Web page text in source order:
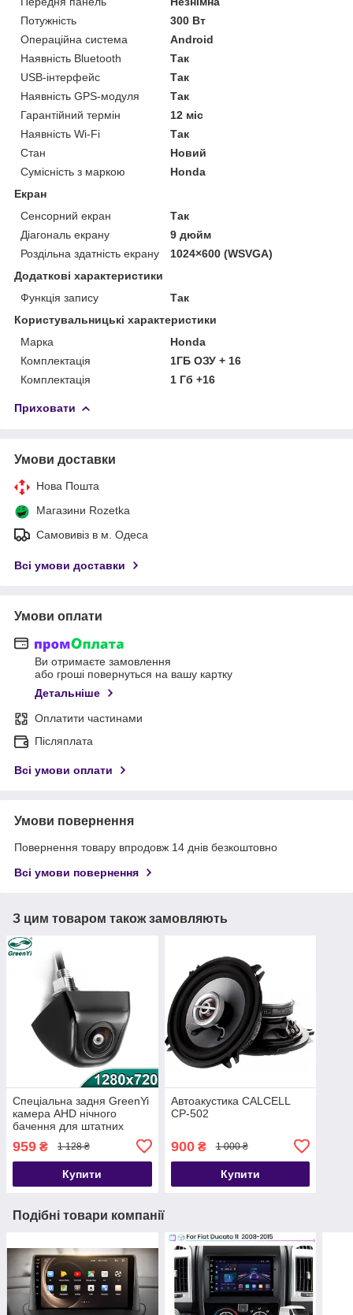
Потужність
300 Вт
Операційна система
Android
Наявність Bluetooth
Так
USB-інтерфейс
Так
Наявність GPS-модуля
Так
Гарантійний термін
12 міс
Наявність Wi-Fi
Так
Стан
Новий
Сумісність з маркою
Honda
Екран
Сенсорний екран
Так
Діагональ екрану
9 дюйм
Роздільна здатність екрану
1024×600 (WSVGA)
Додаткові характеристики
Функція запису
Так
Користувальницькі характеристики
Марка
Honda
Комплектація
1ГБ ОЗУ + 16
Комплектація
1 Гб +16
Приховати
Умови доставки
Нова Пошта
Магазини Rozetka
Самовивіз в м. Одеса
Всі умови доставки
Умови оплати
Ви отримаєте замовлення
або гроші повернуться на вашу картку
Детальніше
Оплатити частинами
Післяплата
Всі умови оплати
Умови повернення
Повернення товару впродовж 14 днів безкоштовно
Всі умови повернення
З цим товаром також замовляють
Спеціальна задня GreenYi
камера AHD нічного
бачення для штатних
магнітол з перехідником
959 ₴ 1 128 ₴
Купити
Автоакустика CALCELL
CP-502
900₴ 1 000 ₴
Купити
Подібні товари компанії